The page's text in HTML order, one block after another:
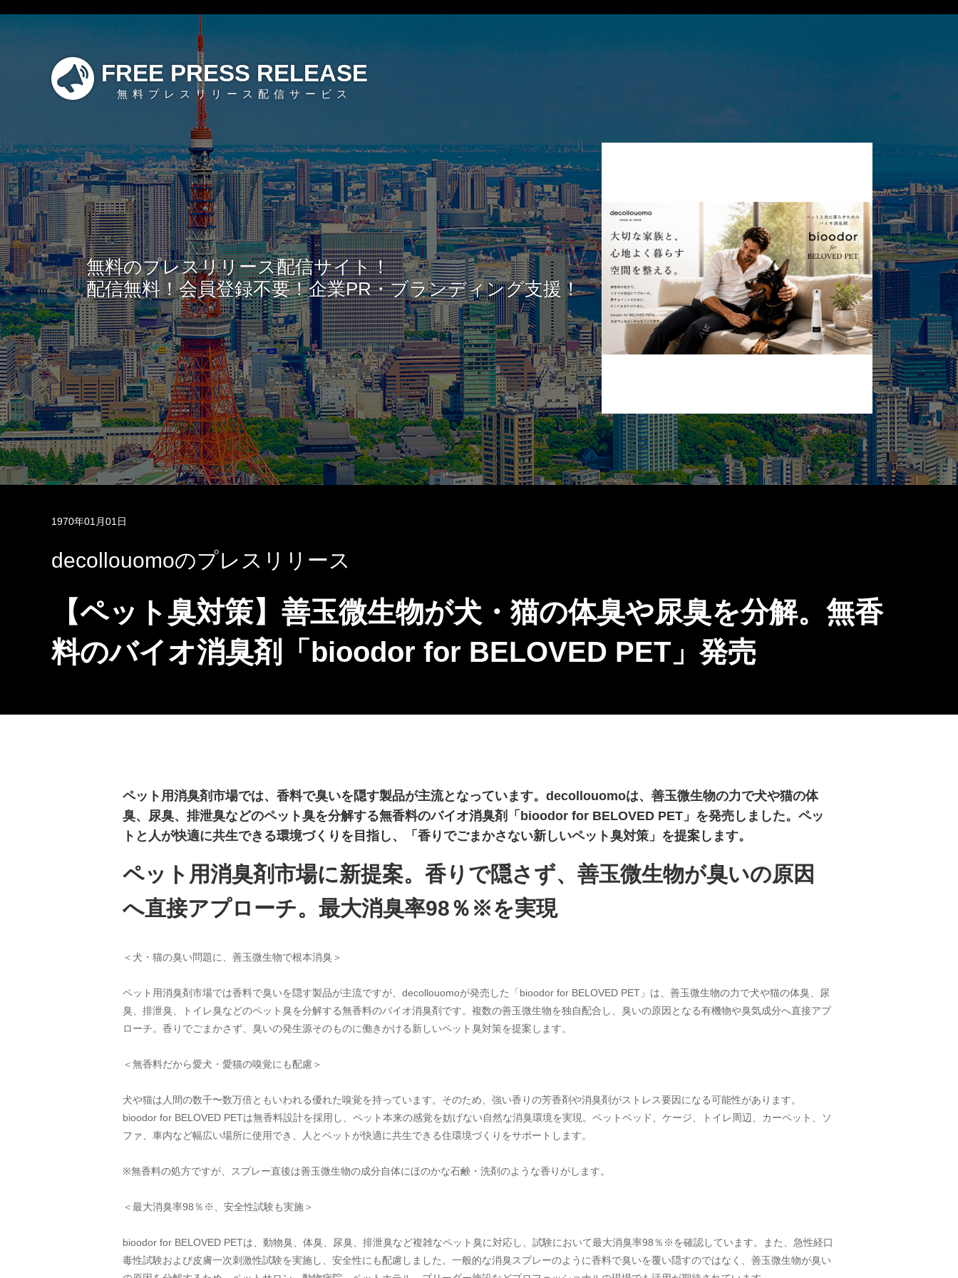
FREE PRESS RELEASE
無料プレスリリース配信サービス
無料のプレスリリース配信サイト！
配信無料！会員登録不要！企業PR・ブランディング支援！
1970年01月01日
decollouomoのプレスリリース
【ペット臭対策】善玉微生物が犬・猫の体臭や尿臭を分解。無香
料のバイオ消臭剤「bioodor for BELOVED PET」発売
ペット用消臭剤市場では、香料で臭いを隠す製品が主流となっています。decollouomoは、善玉微生物の力で犬や猫の体
臭、尿臭、排泄臭などのペット臭を分解する無香料のバイオ消臭剤「bioodor for BELOVED PET」を発売しました。ペッ
トと人が快適に共生できる環境づくりを目指し、「香りでごまかさない新しいペット臭対策」を提案します。
ペット用消臭剤市場に新提案。香りで隠さず、善玉微生物が臭いの原因
へ直接アプローチ。最大消臭率98％※を実現
＜犬・猫の臭い問題に、善玉微生物で根本消臭＞
ペット用消臭剤市場では香料で臭いを隠す製品が主流ですが、decollouomoが発売した「bioodor for BELOVED PET」は、善玉微生物の力で犬や猫の体臭、尿
臭、排泄臭、トイレ臭などのペット臭を分解する無香料のバイオ消臭剤です。複数の善玉微生物を独自配合し、臭いの原因となる有機物や臭気成分へ直接アプ
ローチ。香りでごまかさず、臭いの発生源そのものに働きかける新しいペット臭対策を提案します。
＜無香料だから愛犬・愛猫の嗅覚にも配慮＞
犬や猫は人間の数千〜数万倍ともいわれる優れた嗅覚を持っています。そのため、強い香りの芳香剤や消臭剤がストレス要因になる可能性があります。
bioodor for BELOVED PETは無香料設計を採用し、ペット本来の感覚を妨げない自然な消臭環境を実現。ペットベッド、ケージ、トイレ周辺、カーペット、ソ
ファ、車内など幅広い場所に使用でき、人とペットが快適に共生できる住環境づくりをサポートします。
※無香料の処方ですが、スプレー直後は善玉微生物の成分自体にほのかな石鹸・洗剤のような香りがします。
＜最大消臭率98％※、安全性試験も実施＞
bioodor for BELOVED PETは、動物臭、体臭、尿臭、排泄臭など複雑なペット臭に対応し、試験において最大消臭率98％※を確認しています。また、急性経口
毒性試験および皮膚一次刺激性試験を実施し、安全性にも配慮しました。一般的な消臭スプレーのように香料で臭いを覆い隠すのではなく、善玉微生物が臭い